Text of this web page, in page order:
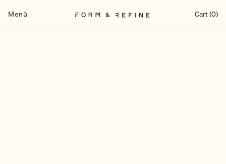
InhaltMenü Cart (0)